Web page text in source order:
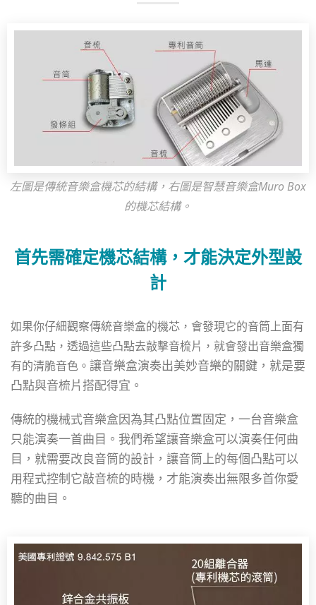
左圖是傳統音樂盒機芯的結構，右圖是智慧音樂盒Muro Box
的機芯結構。
首先需確定機芯結構，才能決定外型設
計
如果你仔細觀察傳統音樂盒的機芯，會發現它的音筒上面有
許多凸點，透過這些凸點去敲擊音梳片，就會發出音樂盒獨
有的清脆音色。 讓音樂盒演奏出美妙音樂的關鍵，就是要
凸點與音梳片搭配得宜 。
傳統的機械式音樂盒因為其凸點位置固定，一台音樂盒
只能演奏一首曲目。我們希望讓音樂盒可以演奏任何曲
目，就需要改良音筒的設計，讓音筒上的每個凸點可以
用程式控制它敲音梳的時機，才能演奏出無限多首你愛
聽的曲目。